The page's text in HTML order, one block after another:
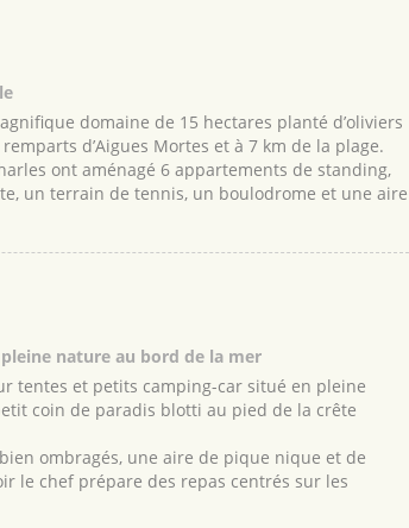
domaine de 15 hectares planté d’oliviers
d’Aigues Mortes et à 7 km de la plage.
ont aménagé 6 appartements de standing,
un terrain de tennis, un boulodrome et une aire
nature au bord de la mer
tentes et petits camping-car situé en pleine
coin de paradis blotti au pied de la crête
ombragés, une aire de pique nique et de
le chef prépare des repas centrés sur les